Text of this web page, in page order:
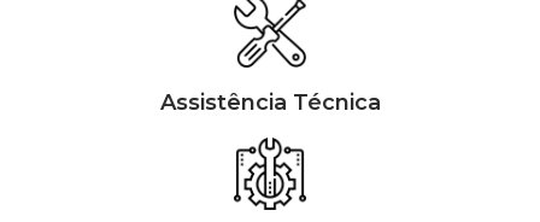
Assistência Técnica